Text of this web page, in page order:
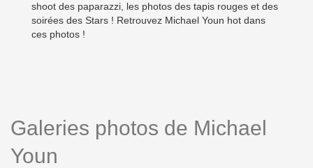
shoot des paparazzi, les photos des tapis rouges et des
soirées des Stars ! Retrouvez Michael Youn hot dans
ces photos !
Galeries photos de Michael
Youn